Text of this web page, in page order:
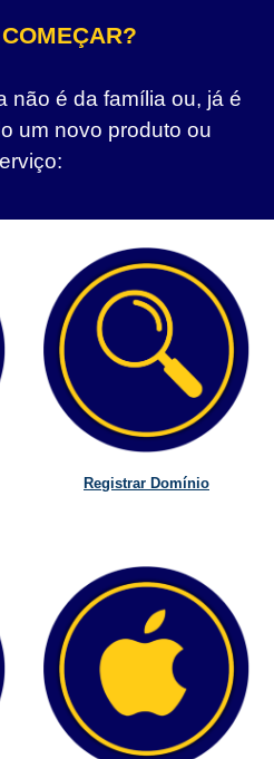
não é da família ou, já é
um novo produto ou
Registrar Domínio